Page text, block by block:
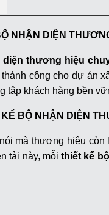
NHẬN DIỆN
diện thương hiệu
thành công cho dự án
tập khách hàng bền
BỘ NHẬN DIỆN
mà thương hiệu
tải này, mỗithiết kế